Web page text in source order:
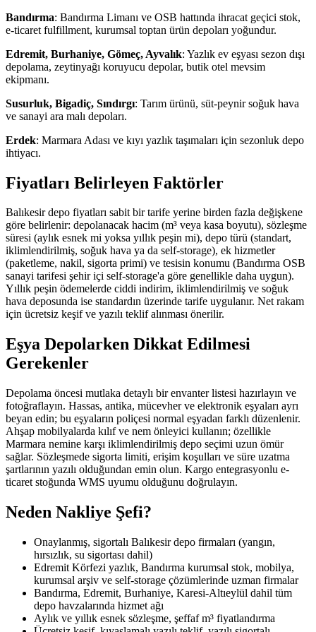
Bandırma: Bandırma Limanı ve OSB hattında ihracat geçici stok,
e-ticaret fulfillment, kurumsal toptan ürün depoları yoğundur.
Edremit, Burhaniye, Gömeç, Ayvalık: Yazlık ev eşyası sezon dışı
depolama, zeytinyağı koruyucu depolar, butik otel mevsim
ekipmanı.
Susurluk, Bigadiç, Sındırgı: Tarım ürünü, süt-peynir soğuk hava
ve sanayi ara malı depoları.
Erdek: Marmara Adası ve kıyı yazlık taşımaları için sezonluk depo
ihtiyacı.
Fiyatları Belirleyen Faktörler
Balıkesir depo fiyatları sabit bir tarife yerine birden fazla değişkene
göre belirlenir: depolanacak hacim (m³ veya kasa boyutu), sözleşme
süresi (aylık esnek mi yoksa yıllık peşin mi), depo türü (standart,
iklimlendirilmiş, soğuk hava ya da self-storage), ek hizmetler
(paketleme, nakil, sigorta primi) ve tesisin konumu (Bandırma OSB
sanayi tarifesi şehir içi self-storage'a göre genellikle daha uygun).
Yıllık peşin ödemelerde ciddi indirim, iklimlendirilmiş ve soğuk
hava deposunda ise standardın üzerinde tarife uygulanır. Net rakam
için ücretsiz keşif ve yazılı teklif alınması önerilir.
Eşya Depolarken Dikkat Edilmesi
Gerekenler
Depolama öncesi mutlaka detaylı bir envanter listesi hazırlayın ve
fotoğraflayın. Hassas, antika, mücevher ve elektronik eşyaları ayrı
beyan edin; bu eşyaların poliçesi normal eşyadan farklı düzenlenir.
Ahşap mobilyalarda kılıf ve nem önleyici kullanın; özellikle
Marmara nemine karşı iklimlendirilmiş depo seçimi uzun ömür
sağlar. Sözleşmede sigorta limiti, erişim koşulları ve süre uzatma
şartlarının yazılı olduğundan emin olun. Kargo entegrasyonlu e-
ticaret stoğunda WMS uyumu olduğunu doğrulayın.
Neden Nakliye Şefi?
Onaylanmış, sigortalı Balıkesir depo firmaları (yangın,
hırsızlık, su sigortası dahil)
Edremit Körfezi yazlık, Bandırma kurumsal stok, mobilya,
kurumsal arşiv ve self-storage çözümlerinde uzman firmalar
Bandırma, Edremit, Burhaniye, Karesi-Altıeylül dahil tüm
depo havzalarında hizmet ağı
Aylık ve yıllık esnek sözleşme, şeffaf m³ fiyatlandırma